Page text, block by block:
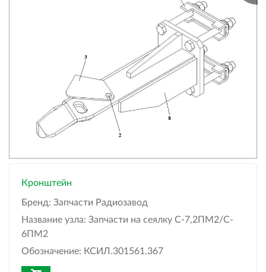
Кронштейн
Бренд: Запчасти Радиозавод
Название узла: Запчасти на сеялку С-7,2ПМ2/C-
6ПМ2
Обозначение: КСИЛ.301561.367